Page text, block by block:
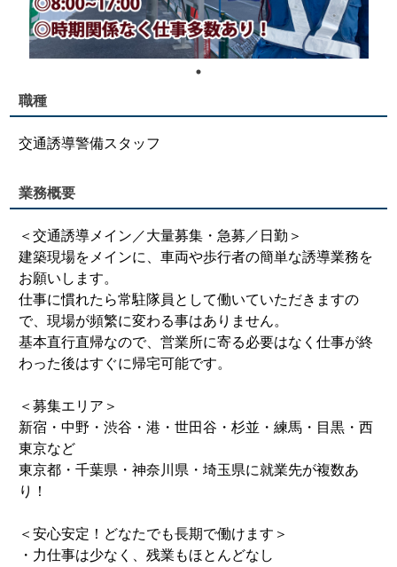
職種
交通誘導警備スタッフ
業務概要
＜交通誘導メイン／大量募集・急募／日勤＞
建築現場をメインに、車両や歩行者の簡単な誘導業務を
お願いします。
仕事に慣れたら常駐隊員として働いていただきますの
で、現場が頻繁に変わる事はありません。
基本直行直帰なので、営業所に寄る必要はなく仕事が終
わった後はすぐに帰宅可能です。
＜募集エリア＞
新宿・中野・渋谷・港・世田谷・杉並・練馬・目黒・西
東京など
東京都・千葉県・神奈川県・埼玉県に就業先が複数あ
り！
＜安心安定！どなたでも長期で働けます＞
・力仕事は少なく、残業もほとんどなし